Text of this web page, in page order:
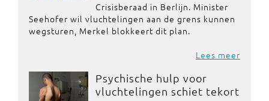
Crisisberaad in Berlijn. Minister
Seehofer wil vluchtelingen aan de grens kunnen
wegsturen, Merkel blokkeert dit plan.
Lees meer
Psychische hulp voor
vluchtelingen schiet tekort